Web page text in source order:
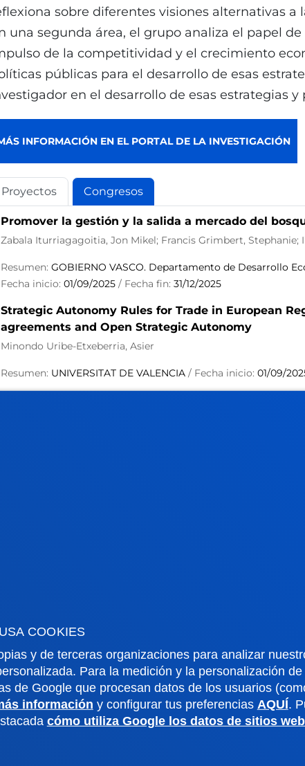
COOKIES
y de terceras organizaciones para analizar
Para la medición y la personalización
de Google que procesan datos de los usuarios
información y configurar tus preferencias AQUÍ.
cómo utiliza Google los datos de sitios
sobre diferentes visiones alternativas a
una segunda área, el grupo analiza el papel
de la competitividad y el crecimiento
públicas para el desarrollo de esas
en el desarrollo de esas estrategias y
INFORMACIÓN EN EL PORTAL DE LA INVESTIGACIÓN
Proyectos Congresos
Promover la gestión y la salida a mercado del
Zabala Iturriagagoitia, Jon Mikel; Francis Grimbert, Stephanie;
Resumen: GOBIERNO VASCO. Departamento de Desarrollo
Fecha inicio: 01/09/2025 / Fecha fin: 31/12/2025
Strategic Autonomy Rules for Trade in European
agreements and Open Strategic Autonomy
Minondo Uribe-Etxeberria, Asier
Resumen: UNIVERSITAT DE VALENCIA / Fecha inicio: 01/09/
Alumni
San Sebastián Sede Vitoria